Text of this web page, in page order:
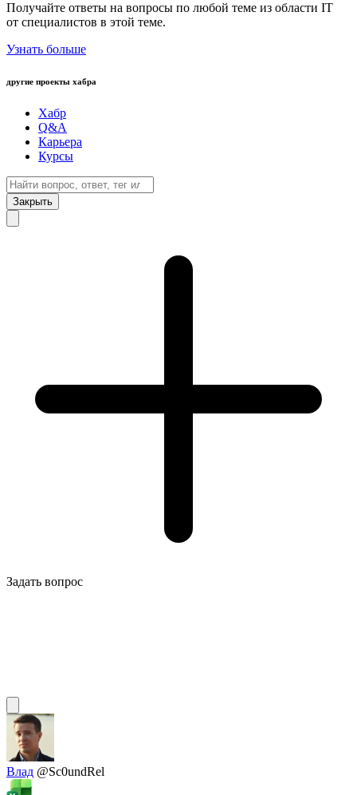
Получайте ответы на вопросы по любой теме из области IT
от специалистов в этой теме.
Узнать больше
другие проекты хабра
Хабр
Q&A
Карьера
Курсы
Закрыть
Задать вопрос
Влад @Sc0undRel